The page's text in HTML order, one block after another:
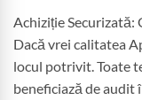
Achiziție Securizată:
Dacă vrei calitatea
locul potrivit. Toate
beneficiază de audit